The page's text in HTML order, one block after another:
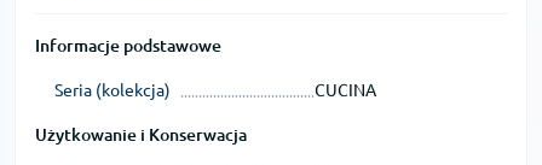
Informacje podstawowe
Seria (kolekcja) CUCINA
Użytkowanie i Konserwacja